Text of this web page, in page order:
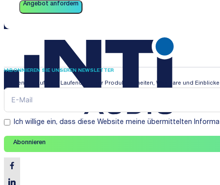
Angebot anfordern
ABONNIEREN SIE UNSEREN NEWSLETTER
Bleiben Sie auf dem Laufenden über Produktneuheiten, Webinare und
Ich willige ein, dass diese Website meine übermittelten
Abonnieren